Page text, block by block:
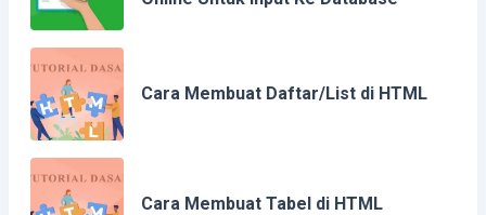
Cara Membuat Daftar/List di HTML
Cara Membuat Tabel di HTML